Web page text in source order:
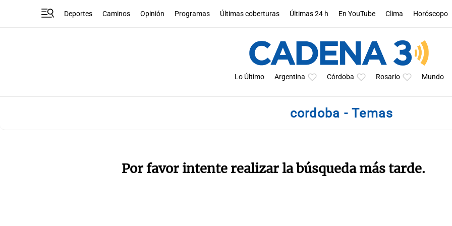
Deportes Caminos Opinión Programas Últimas coberturas Últimas 24 h En YouTube Clima Horóscopo
Lo Último Argentina Córdoba Rosario Mundo
cordoba - Temas
Por favor intente realizar la búsqueda más tarde.